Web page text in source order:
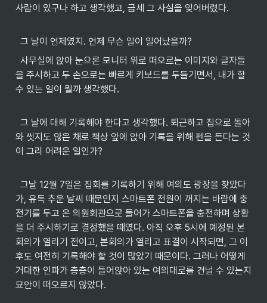
사람이 있구나 하고 생각했고, 금세 그 사실을 잊어버렸다.
  그 날이 언제였지. 언제 무슨 일이 일어났을까?
을 주시하고 두 손으로는 빠르게 키보드를 두들기면서, 내가 할
수 있는 일이 뭘까 생각했다.
와 씻지도 않은 채로 책상 앞에 앉아 기록을 위해 펜을 든다는 것
이 그리 어려운 일인가?
가, 유독 추운 날씨 때문인지 스마트폰 전원이 꺼지는 바람에 충
전기를 두고 온 의원회관으로 들어가 스마트폰을 충전하며 상황
을 더 주시하기로 결정했을 때였다. 아직 오후 5시에 예정된 본
회의가 열리기 전이고, 본회의가 열리고 표결이 시작되면, 그 이
후도 여전히 기록해야 할 것이 많았기 때문이다. 그러나 어떻게
거대한 인파가 층층이 들어앉아 있는 여의대로를 건널 수 있는지
묘안이 떠오르지 않았다.